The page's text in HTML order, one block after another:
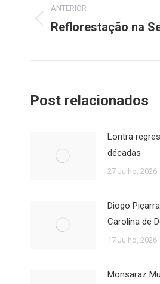
deANTERIOR
Post
Reflorestação na
Post relacionados
Lontra
décadas
27 Julho, 2026
Diogo
Carolina de
17 Julho, 2026
Monsaraz